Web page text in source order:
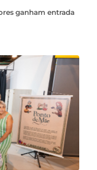
ganham entrada